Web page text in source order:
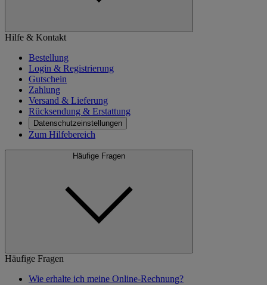
Hilfe & Kontakt
Bestellung
Login & Registrierung
Gutschein
Zahlung
Versand & Lieferung
Rücksendung & Erstattung
Datenschutzeinstellungen
Zum Hilfebereich
Häufige Fragen
Häufige Fragen
Wie erhalte ich meine Online-Rechnung?